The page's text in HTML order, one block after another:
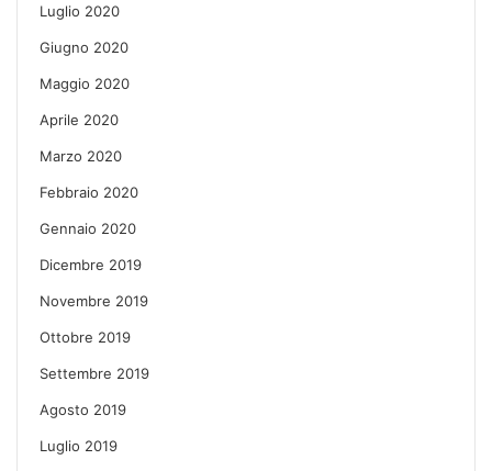
Luglio 2020
Giugno 2020
Maggio 2020
Aprile 2020
Marzo 2020
Febbraio 2020
Gennaio 2020
Dicembre 2019
Novembre 2019
Ottobre 2019
Settembre 2019
Agosto 2019
Luglio 2019